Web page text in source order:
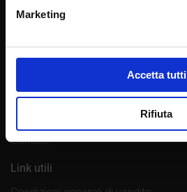
Marketing
Accetta tutti
Rifiuta
Lavora con noi
Contatti
Link utili